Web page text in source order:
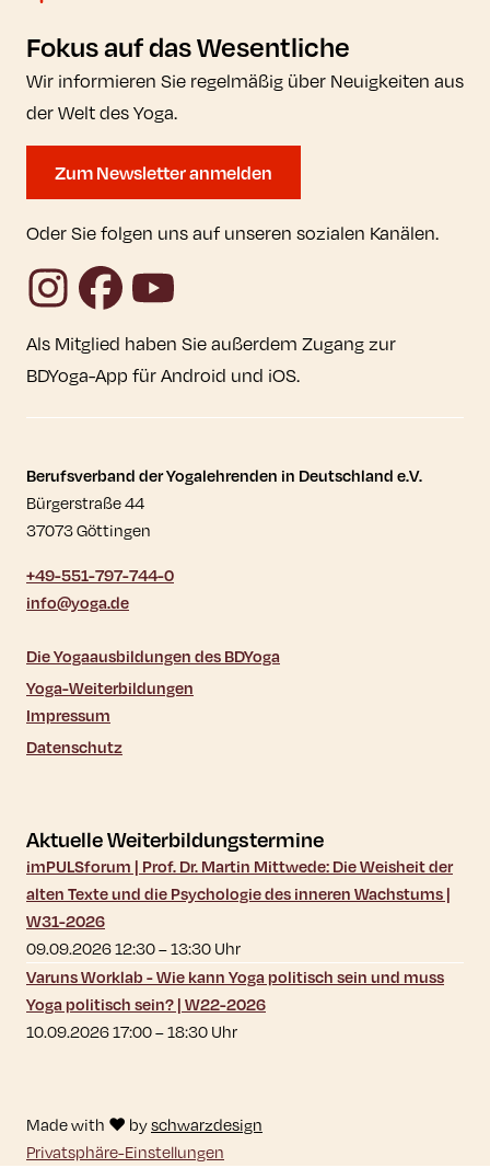
Fokus auf das Wesentliche
Wir informieren Sie regelmäßig über Neuigkeiten aus
der Welt des Yoga.
Zum Newsletter anmelden
Oder Sie folgen uns auf unseren sozialen Kanälen.
InstagramFacebookYouTube
Als Mitglied haben Sie außerdem Zugang zur
BDYoga-App für Android und iOS.
Kontaktdaten und weitere Links
Berufsverband der Yogalehrenden in Deutschland e.V.
Bürgerstraße 44
37073 Göttingen
+49-551-797-744-0
info@yoga.de
Die Yogaausbildungen des BDYoga
Yoga-Weiterbildungen
Impressum
Datenschutz
Aktuelle Weiterbildungstermine
imPULSforum | Prof. Dr. Martin Mittwede: Die Weisheit der
alten Texte und die Psychologie des inneren Wachstums |
W31-2026
09.09.2026 12:30–13:30Uhr
Varuns Worklab - Wie kann Yoga politisch sein und muss
Yoga politisch sein? | W22-2026
10.09.2026 17:00–18:30Uhr
Made with ♥ byschwarzdesign
Privatsphäre-Einstellungen